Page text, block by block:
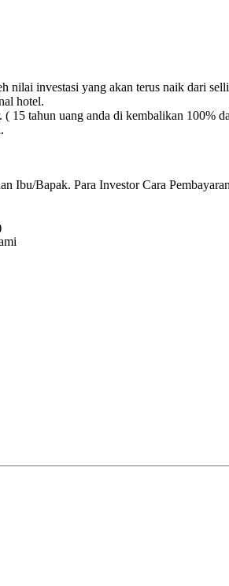
nilai investasi yang akan terus naik dari
hotel.
15 tahun uang anda di kembalikan 100%
Ibu/Bapak. Para Investor Cara